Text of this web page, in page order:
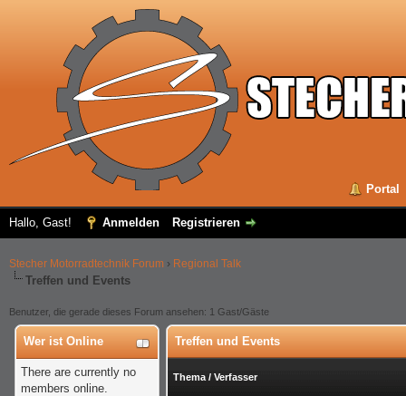
Portal
Hallo, Gast! Anmelden Registrieren
Stecher Motorradtechnik Forum › Regional Talk
Treffen und Events
Benutzer, die gerade dieses Forum ansehen: 1 Gast/Gäste
Wer ist Online
There are currently no
members online.
Treffen und Events
Thema / Verfasser